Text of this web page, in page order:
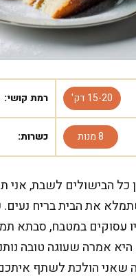
15-20 דק' רמת קושי:
8 מנות כשרות:
כל הבישולים לשבת, אני
את הבית בריח נעים.
עסוקים במטבח, סבתא
אמרה שעוגה טובה
שאני הולכת לשתף